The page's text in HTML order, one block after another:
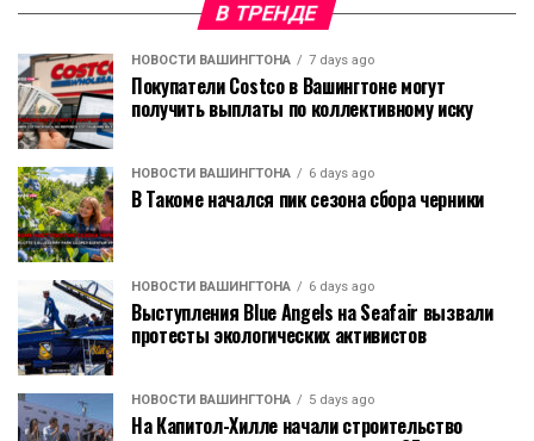
В ТРЕНДЕ
НОВОСТИ ВАШИНГТОНА 7 days ago
Покупатели Costco в Вашингтоне могут
получить выплаты по коллективному иску
НОВОСТИ ВАШИНГТОНА 6 days ago
В Такоме начался пик сезона сбора черники
НОВОСТИ ВАШИНГТОНА 6 days ago
Выступления Blue Angels на Seafair вызвали
протесты экологических активистов
НОВОСТИ ВАШИНГТОНА 5 days ago
На Капитол-Хилле начали строительство